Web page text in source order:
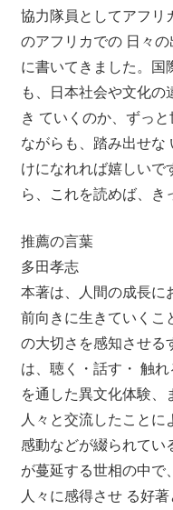
協力隊員としてアフリ
のアフリカでの 日々
に書いてきました。国
も、日本社会や文化
き ていくのか、ずっ
ながらも、踏み出せな
けになれれば嬉しいで
ら、これを読めば、き
推薦の言葉
多田孝志
本著は、人間の成長に
前向きに生きていくこ
の大切さを感知させる
は、聴く・話す・ 触
を通した異文化体験、
人々と交流したことに
感動などが綴られてい
が蔓延する世相の中で
人々に感得させ る好